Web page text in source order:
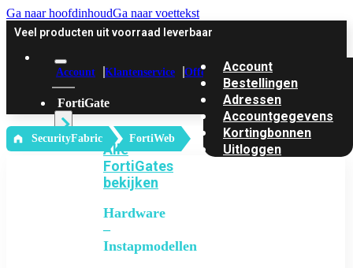
Ga naar hoofdinhoudGa naar voettekst
Veel producten uit voorraad leverbaar
Account Klantenservice Offerte
FortiGate
Alle
FortiGates
bekijken
Hardware
–
Instapmodellen
Account
Bestellingen
Adressen
Accountgegevens
Kortingbonnen
Uitloggen
‎ SecurityFabric FortiWeb